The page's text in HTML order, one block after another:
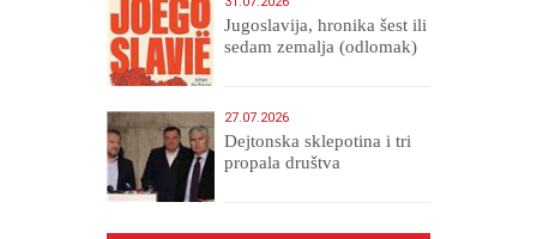
Jugoslavija, hronika šest ili
sedam zemalja (odlomak)
27.07.2026
Dejtonska sklepotina i tri
propala društva